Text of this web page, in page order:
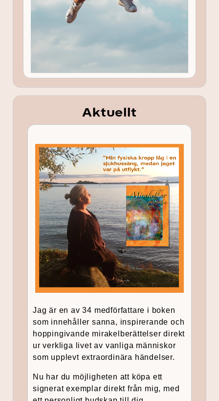
Aktuellt
Jag är en av 34 medförfattare i boken
som innehåller sanna, inspirerande och
hoppingivande mirakelberättelser direkt
ur verkliga livet av vanliga människor
som upplevt extraordinära händelser.
Nu har du möjligheten att köpa ett
signerat exemplar direkt från mig, med